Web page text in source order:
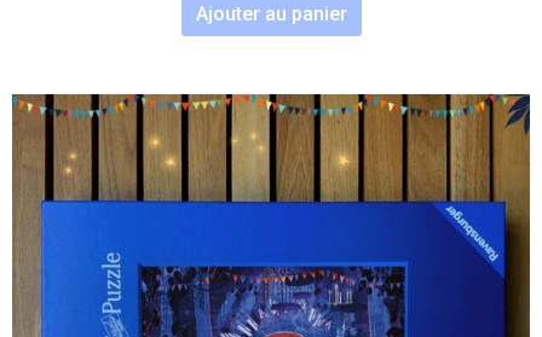
Ajouter au panier